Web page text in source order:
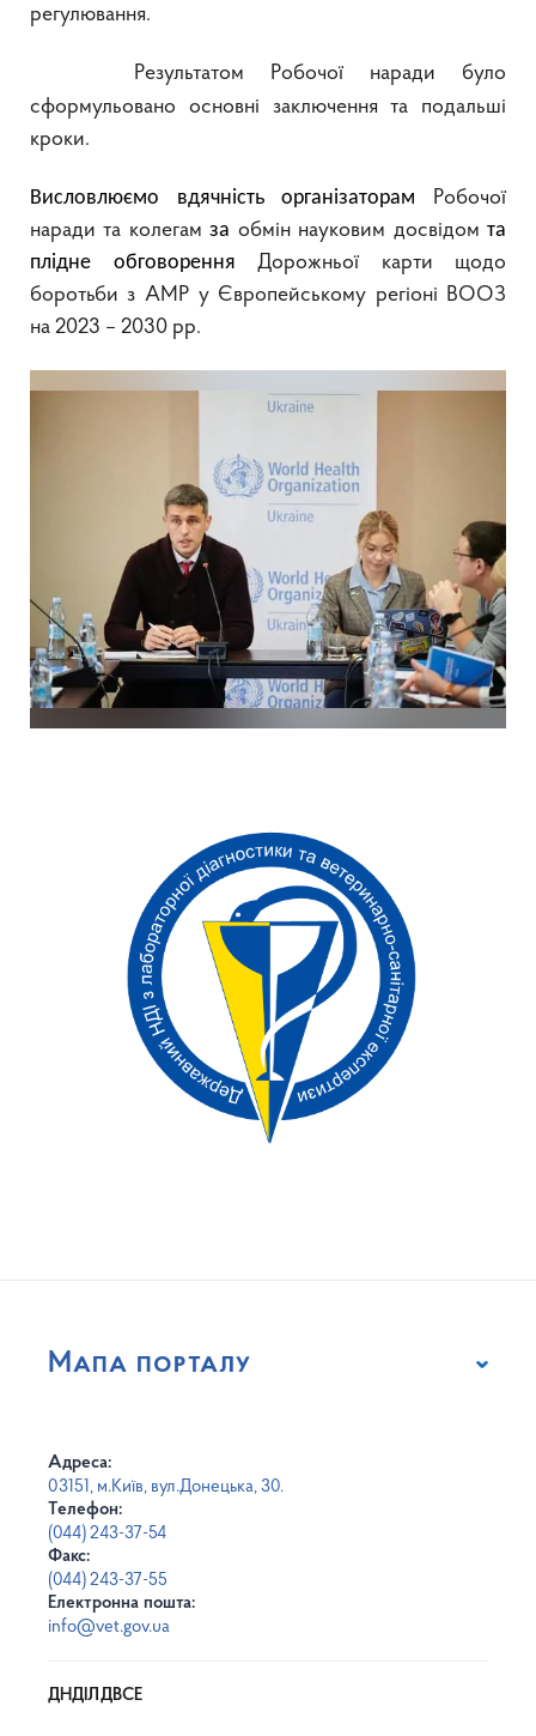
регулювання.
Результатом Робочої наради було
сформульовано основні заключення та подальші
кроки.
Висловлюємо вдячність організаторам Робочої
наради та колегамза обмін науковим досвідомта
плідне обговорення Дорожньої карти щодо
боротьби з АМР у Європейському регіоні ВООЗ
на 2023 – 2030 рр.
Мапа порталу
Адреса:
03151, м.Київ, вул.Донецька, 30.
Телефон:
(044) 243-37-54
Факс:
(044) 243-37-55
Електронна пошта:
info@vet.gov.ua
ДНДІЛДВСЕ